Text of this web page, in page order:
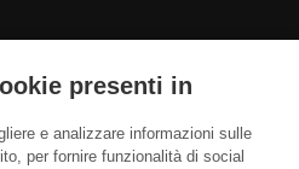
presenti in
e analizzare informazioni sulle
per fornire funzionalità di social